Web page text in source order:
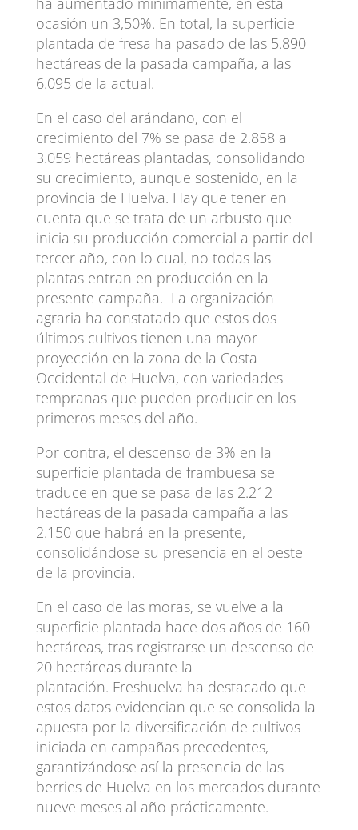
ocasión un 3,50%. En total, la superficie
plantada de fresa ha pasado de las 5.890
hectáreas de la pasada campaña, a las
6.095 de la actual.
En el caso del arándano, con el
crecimiento del 7% se pasa de 2.858 a
3.059 hectáreas plantadas, consolidando
su crecimiento, aunque sostenido, en la
provincia de Huelva. Hay que tener en
cuenta que se trata de un arbusto que
inicia su producción comercial a partir del
tercer año, con lo cual, no todas las
plantas entran en producción en la
presente campaña. La organización
agraria ha constatado que estos dos
últimos cultivos tienen una mayor
proyección en la zona de la Costa
Occidental de Huelva, con variedades
tempranas que pueden producir en los
primeros meses del año.
Por contra, el descenso de 3% en la
superficie plantada de frambuesa se
traduce en que se pasa de las 2.212
hectáreas de la pasada campaña a las
2.150 que habrá en la presente,
consolidándose su presencia en el oeste
de la provincia.
En el caso de las moras, se vuelve a la
superficie plantada hace dos años de 160
hectáreas, tras registrarse un descenso de
20 hectáreas durante la
plantación. Freshuelva ha destacado que
estos datos evidencian que se consolida la
apuesta por la diversificación de cultivos
iniciada en campañas precedentes,
garantizándose así la presencia de las
berries de Huelva en los mercados durante
nueve meses al año prácticamente.